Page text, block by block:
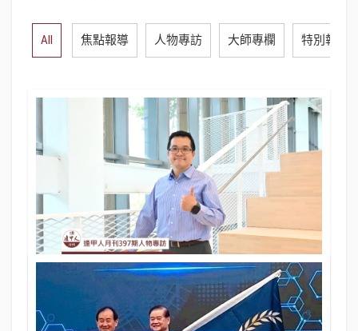
All 焦點報導 人物專訪 大師專欄 特別報導
從空間出發的教育革新 寫下環境共生的新篇章｜專訪
逢甲大學總務長 陳建元博士